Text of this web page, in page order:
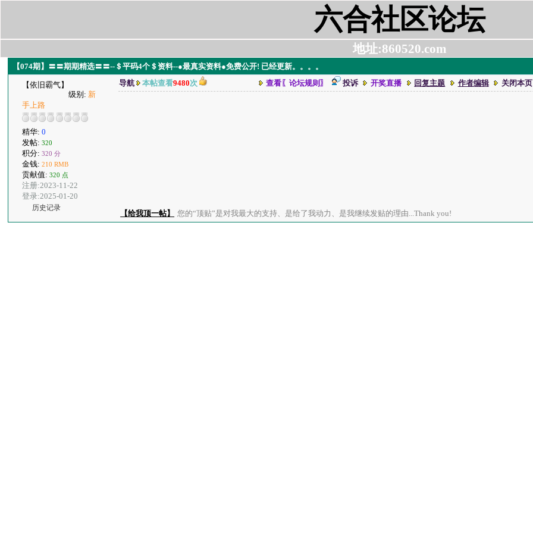
六合社区论坛
地址:860520.com
【074期】〓〓期期精选〓〓--＄平码4个＄资料--●最真实资料●免费公开! 已经更新。。。。
【依旧霸气】
级别: 新
手上路
精华:0
发帖:320
积分:320 分
金钱:210 RMB
贡献值:320 点
注册:2023-11-22
登录:2025-01-20
历史记录
导航 本帖查看9480次 查看〖论坛规则〗 投诉 开奖直播 回复主题 作者编辑 关闭本页
【给我顶一帖】 您的“顶贴”是对我最大的支持、是给了我动力、是我继续发贴的理由...Thank you!